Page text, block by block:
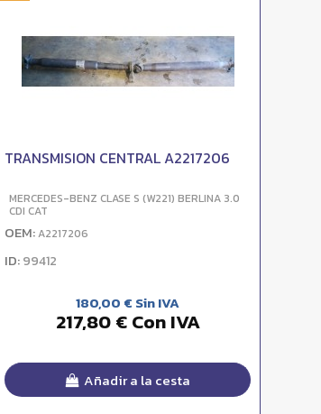
TRANSMISION CENTRAL A2217206
MERCEDES-BENZ CLASE S (W221) BERLINA 3.0
CDI CAT
OEM:A2217206
ID:99412
180,00 € Sin IVA
217,80 € Con IVA
Añadir a la cesta